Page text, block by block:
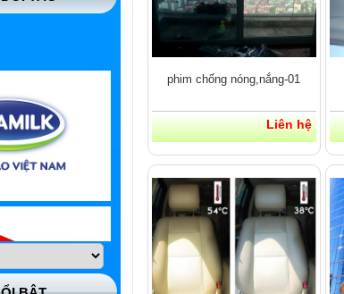
phim chống nóng,nắng-01
Liên hệ